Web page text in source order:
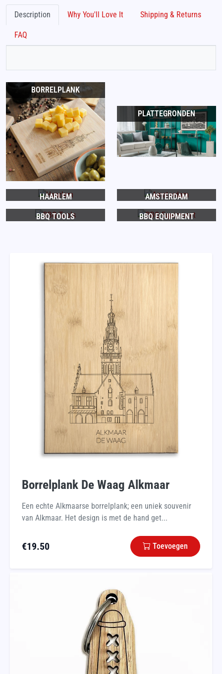
Description Why You'll Love It Shipping & Returns
FAQ
BORRELPLANK
PLATTEGRONDEN
HAARLEM AMSTERDAM
BBQ TOOLS BBQ EQUIPMENT
Borrelplank De Waag Alkmaar
Een echte Alkmaarse borrelplank; een uniek souvenir
van Alkmaar. Het design is met de hand get...
€19.50 Toevoegen